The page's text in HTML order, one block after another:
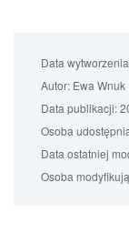
Data
Autor: Ewa Wnuk
Data publikacji:
Osoba
Data ostatniej
Osoba